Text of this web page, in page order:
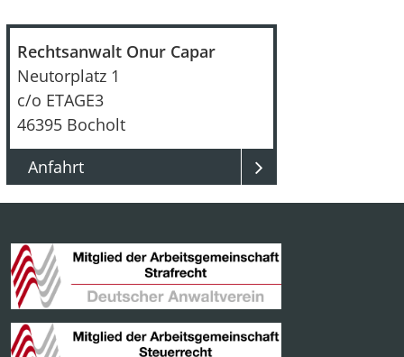
Rechtsanwalt Onur Capar
Neutorplatz 1
c/o ETAGE3
46395 Bocholt
Anfahrt